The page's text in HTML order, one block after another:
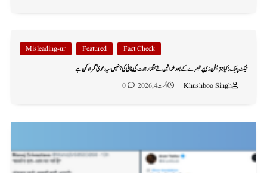
Fact Check
Featured
Misleading-ur
فیکٹ چیک: کیا جنریشن زی پر تبصرے کے بعد خواتین نے کنگنا رناوت کی پٹائی کی؟ نہیں، یہ دعویٰ گمراہ کن ہے
Khushboo Singh
اگست 4, 2026 0